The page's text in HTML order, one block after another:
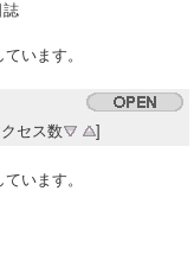
います。
セス数
]
います。